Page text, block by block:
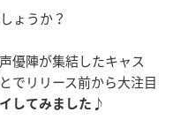
ょうか？
優陣が集結したキャス
でリリース前から大注目
してみました♪